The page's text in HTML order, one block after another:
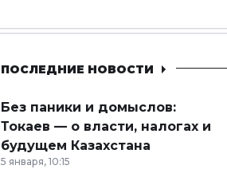
ПОСЛЕДНИЕ НОВОСТИ
Без паники и домыслов:
Токаев — о власти, налогах и
будущем Казахстана
5 января, 10:15